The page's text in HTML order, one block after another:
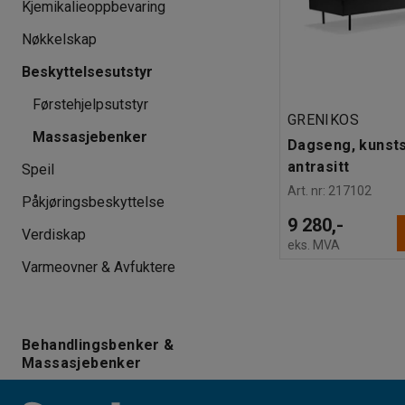
GRENIKOS
Dagseng,
antrasitt
Art. nr: 217102
9 280,-
eks. MVA
Kjemikalieoppbevaring
Nøkkelskap
Beskyttelsesutstyr
Førstehjelpsutstyr
Massasjebenker
Speil
Påkjøringsbeskyttelse
Verdiskap
Varmeovner & Avfuktere
Behandlingsbenker &
Massasjebenker